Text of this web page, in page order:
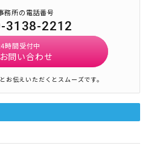
務所の電話番号
3138-2212
時間受付中
お問い合わせ
伝えいただくとスムーズです。